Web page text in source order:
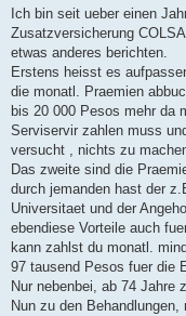
Ich bin seit ueber einen
Zusatzversicherung
etwas anderes berichten.
Erstens heisst es
die monatl. Praemien
bis 20 000 Pesos mehr da
Serviservir zahlen muss
versucht , nichts zu
Das zweite sind die
durch jemanden hast der
Universitaet und der
ebendiese Vorteile auch
kann zahlst du monatl.
97 tausend Pesos fuer die
Nur nebenbei, ab 74 Jahre
Nun zu den